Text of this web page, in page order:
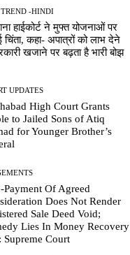
-HINDI
हाईकोर्ट ने मुफ्त योजनाओं पर
चिंता, कहा- अपात्रों को लाभ देने
खजाने पर बढ़ता है भारी बोझ
UPDATES
High Court Grants
to Jailed Sons of Atiq
for Younger Brother’s
Payment Of Agreed
Does Not Render
Sale Deed Void;
Lies In Money Recovery
Supreme Court